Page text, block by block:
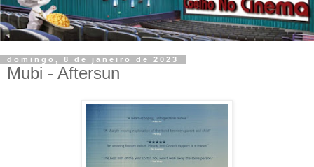
domingo, 8 de janeiro de 2023
Mubi - Aftersun